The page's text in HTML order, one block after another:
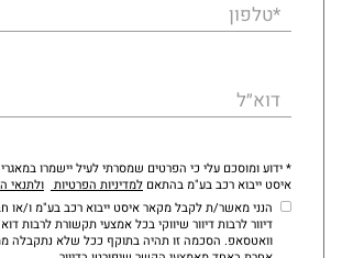
*טלפון
דוא״ל
* ידוע ומוסכם עלי כי הפרטים שמסרתי לעיל יישמרו
איסט ייבוא רכב בע"מ בהתאםלמדיניות הפרטיות ולתנאי
הנני מאשר/ת לקבל מקאר איסט ייבוא רכב בע"מ ו/או
דיוור לרבות דיוור שיווקי בכל אמצעי תקשורת לרבות
וואטסאפ. הסכמה זו תהיה בתוקף ככל שלא נתקבלה